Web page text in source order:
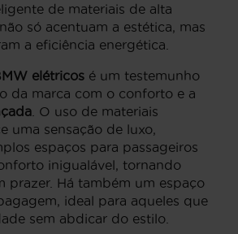
de materiais de alta
só acentuam a estética, mas
a eficiência energética.
elétricos é um testemunho
da marca com o conforto e a
. O uso de materiais
uma sensação de luxo,
espaços para passageiros
inigualável, tornando
prazer. Há também um espaço
ideal para aqueles que
sem abdicar do estilo.